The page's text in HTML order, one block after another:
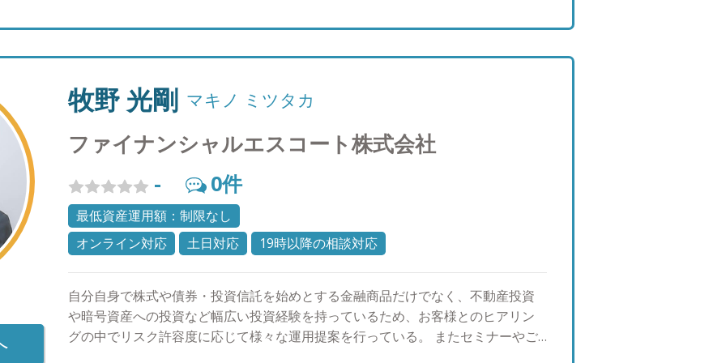
和６１年９月１３日生まれ。 ・モチベーションの向上と健康を考え、休日と可能
ることは心の健康にも非常に良い効用があるようです！ 家族との過ごし方も大き
く変化があり、前職では難しかったのですが平日に家族全員で食卓を囲む事がで
きるようになり、週末の金曜日には外食に出かけるなど、休日だけでなく平日も
充実した日々を過ごしております。家族との会話が増え、プライベートな時間も
多く取れるので、これから英会話など30代の習い事に挑戦しようと考えておりま
す。
牧野 光剛 マキノ ミツタカ
ファイナンシャルエスコート株式会社
- 0件
最低資産運用額：制限なし
オンライン対応
土日対応 19時以降の相談対応
自分自身で株式や債券・投資信託を始めとする金融商品だけでなく、不動産投資
や暗号資産への投資など幅広い投資経験を持っているため、お客様とのヒアリン
グの中でリスク許容度に応じて様々な運用提案を行っている。 またセミナーやご